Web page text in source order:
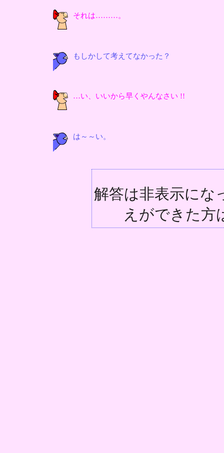
それは………。
もしかして考えてなかった？
…い、いいから早くやんなさい !!
は～～い。
解答は非表示にな
えができた方